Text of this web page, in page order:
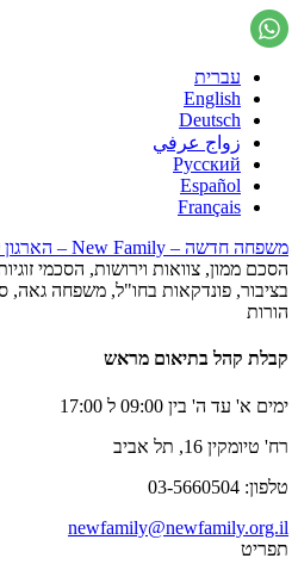
עברית
English
Deutsch
زواج عرفي
Русский
Español
Français
משפחה חדשה – New Family – הארגון לקידום זכויות המשפחה
הסכם ממון, צוואות וירושות, הסכמי
בציבור, פונדקאות בחו"ל, משפחה גאה,
הורות
קבלת קהל בתיאום מראש
ימים א' עד ה' בין 09:00 ל 17:00
רח' טיומקין 16, תל אביב
טלפון: 03-5660504
newfamily@newfamily.org.il
תפריט